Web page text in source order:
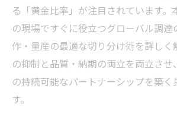
る「黄金比率」が注目されています。
の現場ですぐに役立つグローバル調達
作・量産の最適な切り分け術を詳しく
の抑制と品質・納期の両立を両立させ
の持続可能なパートナーシップを築く
す。